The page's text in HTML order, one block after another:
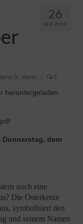
26
SEP. 2019
St. Martin | 0
heruntergeladen
dem
noch eine
Die Osterkerze
symbolisiert den
und seinem Namen